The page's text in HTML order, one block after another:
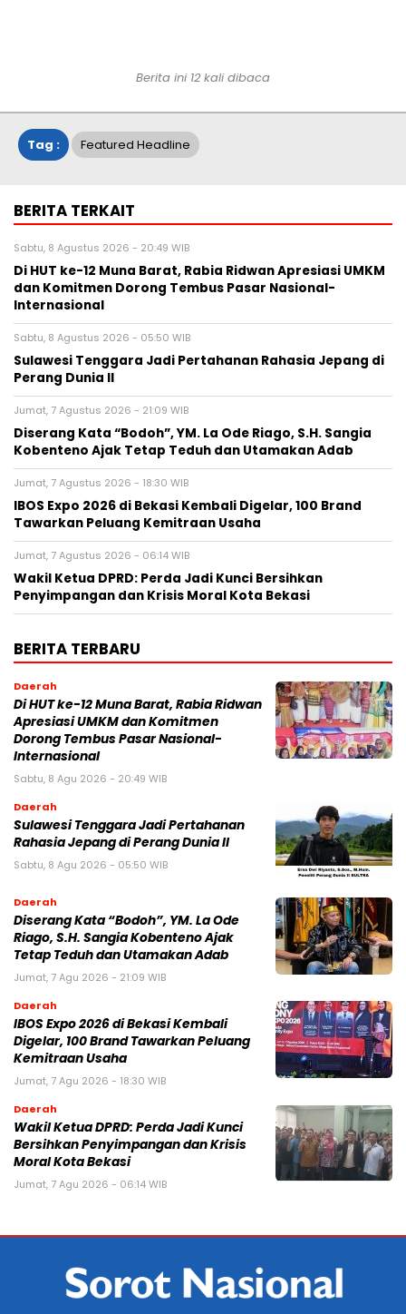
Berita ini 12 kali dibaca
Tag : Featured Headline
BERITA TERKAIT
Sabtu, 8 Agustus 2026 - 20:49 WIB
Di HUT ke-12 Muna Barat, Rabia Ridwan Apresiasi UMKM
dan Komitmen Dorong Tembus Pasar Nasional-
Internasional
Sabtu, 8 Agustus 2026 - 05:50 WIB
Sulawesi Tenggara Jadi Pertahanan Rahasia Jepang di
Perang Dunia II
Jumat, 7 Agustus 2026 - 21:09 WIB
Diserang Kata “Bodoh”, YM. La Ode Riago, S.H. Sangia
Kobenteno Ajak Tetap Teduh dan Utamakan Adab
Jumat, 7 Agustus 2026 - 18:30 WIB
IBOS Expo 2026 di Bekasi Kembali Digelar, 100 Brand
Tawarkan Peluang Kemitraan Usaha
Jumat, 7 Agustus 2026 - 06:14 WIB
Wakil Ketua DPRD: Perda Jadi Kunci Bersihkan
Penyimpangan dan Krisis Moral Kota Bekasi
BERITA TERBARU
Daerah
Di HUT ke-12 Muna Barat, Rabia Ridwan
Apresiasi UMKM dan Komitmen
Dorong Tembus Pasar Nasional-
Internasional
Sabtu, 8 Agu 2026 - 20:49 WIB
Daerah
Sulawesi Tenggara Jadi Pertahanan
Rahasia Jepang di Perang Dunia II
Sabtu, 8 Agu 2026 - 05:50 WIB
Daerah
Diserang Kata “Bodoh”, YM. La Ode
Riago, S.H. Sangia Kobenteno Ajak
Tetap Teduh dan Utamakan Adab
Jumat, 7 Agu 2026 - 21:09 WIB
Daerah
IBOS Expo 2026 di Bekasi Kembali
Digelar, 100 Brand Tawarkan Peluang
Kemitraan Usaha
Jumat, 7 Agu 2026 - 18:30 WIB
Daerah
Wakil Ketua DPRD: Perda Jadi Kunci
Bersihkan Penyimpangan dan Krisis
Moral Kota Bekasi
Jumat, 7 Agu 2026 - 06:14 WIB